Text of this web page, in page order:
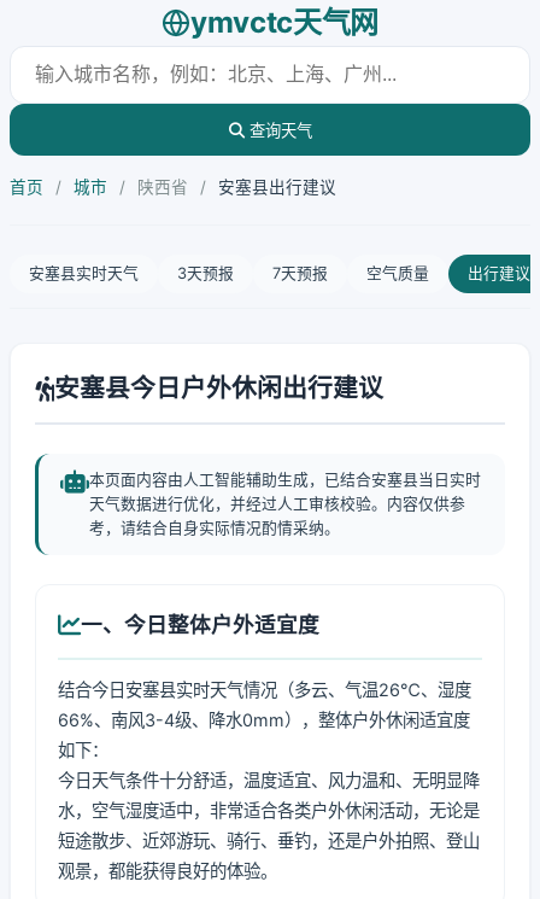
ymvctc天气网
查询天气
首页 / 城市 / 陕西省 / 安塞县出行建议
安塞县实时天气 3天预报 7天预报 空气质量 出行建议
安塞县今日户外休闲出行建议
本页面内容由人工智能辅助生成，已结合安塞县当日实时
天气数据进行优化，并经过人工审核校验。内容仅供参
考，请结合自身实际情况酌情采纳。
一、今日整体户外适宜度
结合今日安塞县实时天气情况（多云、气温26℃、湿度
66%、南风3-4级、降水0mm），整体户外休闲适宜度
如下：
今日天气条件十分舒适，温度适宜、风力温和、无明显降
水，空气湿度适中，非常适合各类户外休闲活动，无论是
短途散步、近郊游玩、骑行、垂钓，还是户外拍照、登山
观景，都能获得良好的体验。